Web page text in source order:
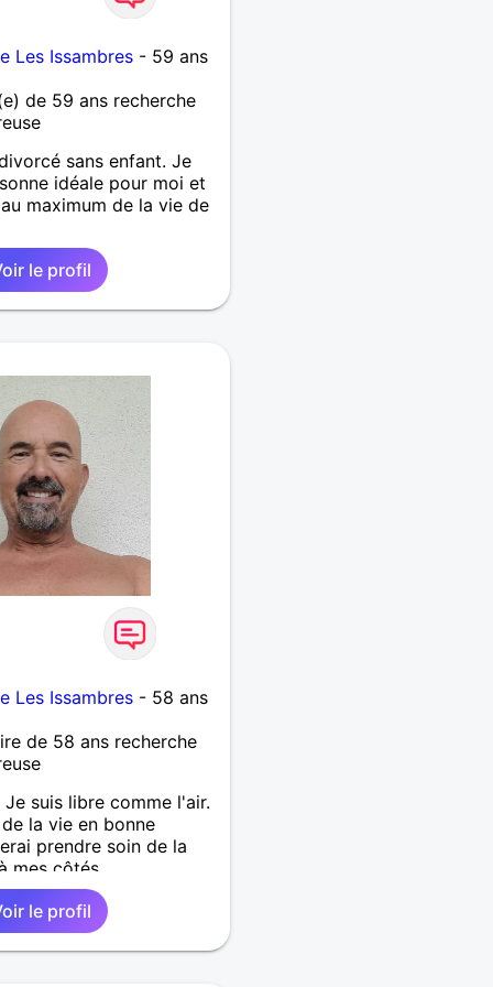
Les Issambres- 59 ans
de 59 ans recherche
sans enfant. Je
idéale pour moi et
maximum de la vie de
le profil
Les Issambres- 58 ans
de 58 ans recherche
suis libre comme l'air.
la vie en bonne
prendre soin de la
mes côtés.
le profil